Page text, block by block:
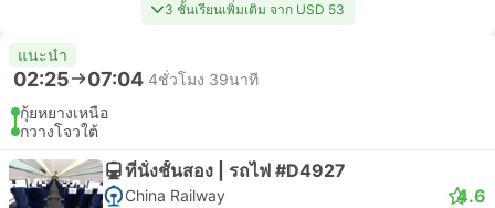
3 ชั้นเรียนเพิ่มเติม จาก USD 53
แนะนำ
02:25 07:04 4ชั่วโมง 39นาที
กุ้ยหยางเหนือ
กวางโจวใต้
ที่นั่งชั้นสอง | รถไฟ #D4927
China Railway 4.6